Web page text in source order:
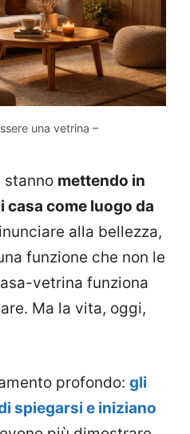
una vetrina –
stanno mettendo in
casa come luogo da
alla bellezza,
funzione che non le
vetrina funziona
Ma la vita, oggi,
profondo: gli
spiegarsi e iniziano